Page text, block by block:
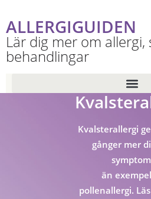
ALLERGIGUIDEN
Lär dig mer om
behandlingar
Kvalsterallergi
gånger mer
symptom
än
pollenallergi.